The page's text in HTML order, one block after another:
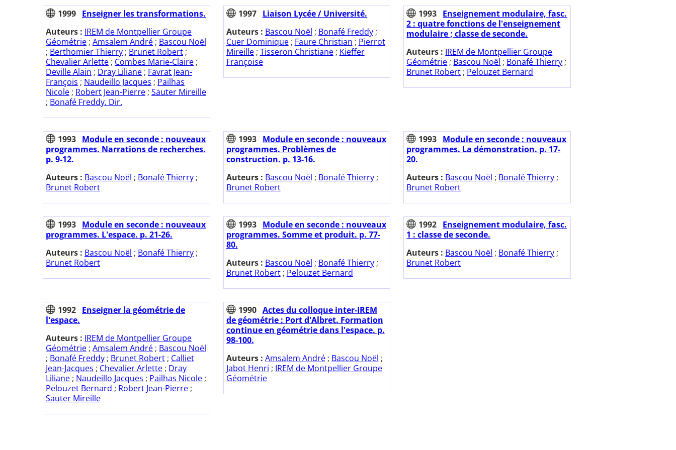
1999 Enseigner les transformations.
Auteurs : IREM de Montpellier Groupe
Géométrie ; Amsalem André ; Bascou Noël
; Berthomier Thierry ; Brunet Robert ;
Chevalier Arlette ; Combes Marie-Claire ;
Deville Alain ; Dray Liliane ; Favrat Jean-
François ; Naudeillo Jacques ; Pailhas
Nicole ; Robert Jean-Pierre ; Sauter Mireille
; Bonafé Freddy. Dir.
1997
Liaison Lycée / Université.
Auteurs : Bascou Noël ; Bonafé Freddy;
Cuer Dominique; Faure Christian ; Pierrot
Mireille; Tisseron Christiane; Kieffer
Françoise
1993 Enseignement modulaire, fasc.
2 : quatre fonctions de l'enseignement
modulaire ; classe de seconde.
Auteurs : IREM de Montpellier Groupe
Géométrie ; Bascou Noël ; Bonafé Thierry ;
Brunet Robert ; Pelouzet Bernard
1993 Module en seconde : nouveaux
programmes. Narrations de recherches.
p. 9-12.
Auteurs : Bascou Noël ; Bonafé Thierry ;
Brunet Robert
1993
Module en seconde : nouveaux
programmes. Problèmes de
construction. p. 13-16.
Auteurs : Bascou Noël ; Bonafé Thierry;
Brunet Robert
1993 Module en seconde : nouveaux
programmes. La démonstration. p. 17-
20.
Auteurs : Bascou Noël ; Bonafé Thierry ;
Brunet Robert
1993 Module en seconde : nouveaux
programmes. L'espace. p. 21-26.
Auteurs : Bascou Noël ; Bonafé Thierry ;
Brunet Robert
1993
Module en seconde : nouveaux
programmes. Somme et produit. p. 77-
80.
Auteurs : Bascou Noël ; Bonafé Thierry;
Brunet Robert; Pelouzet Bernard
1992 Enseignement modulaire, fasc.
1 : classe de seconde.
Auteurs : Bascou Noël ; Bonafé Thierry ;
Brunet Robert
1992 Enseigner la géométrie de
l'espace.
Auteurs : IREM de Montpellier Groupe
Géométrie ; Amsalem André ; Bascou Noël
; Bonafé Freddy ; Brunet Robert ; Calliet
Jean-Jacques ; Chevalier Arlette ; Dray
Liliane ; Naudeillo Jacques ; Pailhas Nicole ;
Pelouzet Bernard ; Robert Jean-Pierre ;
Sauter Mireille
1990 Actes du colloque inter-IREM
de géométrie : Port d'Albret. Formation
continue en géométrie dans l'espace. p.
98-100.
Auteurs : Amsalem André; Bascou Noël ;
Jabot Henri ; IREM de Montpellier Groupe
Géométrie